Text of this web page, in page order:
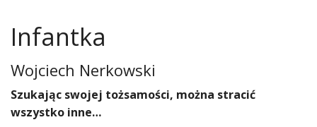
Infantka
Wojciech Nerkowski
​Szukając swojej tożsamości, można stracić
wszystko inne…